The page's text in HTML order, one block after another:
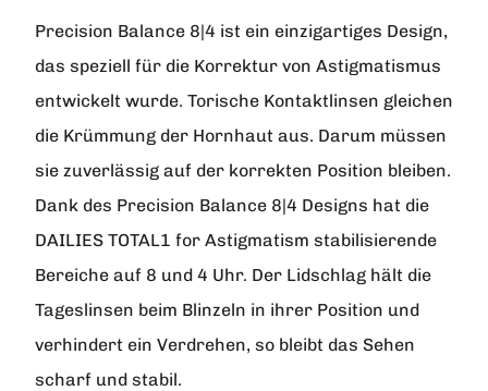
Precision Balance 8|4 ist ein einzigartiges Design,
das speziell für die Korrektur von Astigmatismus
entwickelt wurde. Torische Kontaktlinsen gleichen
die Krümmung der Hornhaut aus. Darum müssen
sie zuverlässig auf der korrekten Position bleiben.
Dank des Precision Balance 8|4 Designs hat die
DAILIES TOTAL1 for Astigmatism stabilisierende
Bereiche auf 8 und 4 Uhr. Der Lidschlag hält die
Tageslinsen beim Blinzeln in ihrer Position und
verhindert ein Verdrehen, so bleibt das Sehen
scharf und stabil.